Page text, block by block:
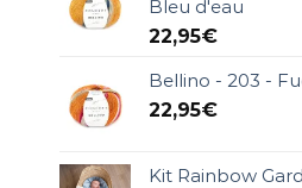
Bleu d'eau
22,95€
Bellino - 203 -
22,95€
Kit Rainbow